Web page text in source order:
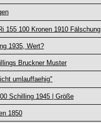
155 100 Kronen 1910 Fälschung
1935, Wert?
Bruckner Muster
umlauffaehig"
Schilling 1945 | Größe
1850